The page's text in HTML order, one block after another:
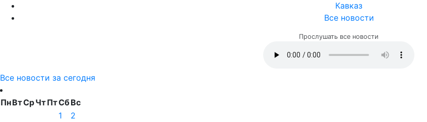
Кавказ
Все новости
Прослушать все новости
Все новости за сегодня
ПнВтСрЧтПтСбВс
1
2